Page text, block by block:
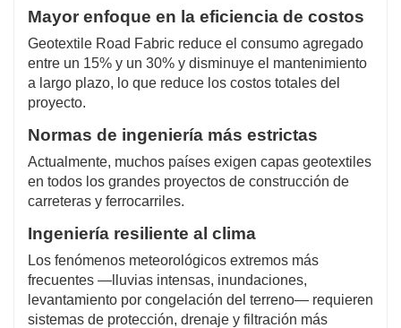
Mayor enfoque en la eficiencia de costos
Geotextile Road Fabric reduce el consumo agregado
entre un 15% y un 30% y disminuye el mantenimiento
a largo plazo, lo que reduce los costos totales del
proyecto.
Normas de ingeniería más estrictas
Actualmente, muchos países exigen capas geotextiles
en todos los grandes proyectos de construcción de
carreteras y ferrocarriles.
Ingeniería resiliente al clima
Los fenómenos meteorológicos extremos más
frecuentes —lluvias intensas, inundaciones,
levantamiento por congelación del terreno— requieren
sistemas de protección, drenaje y filtración más